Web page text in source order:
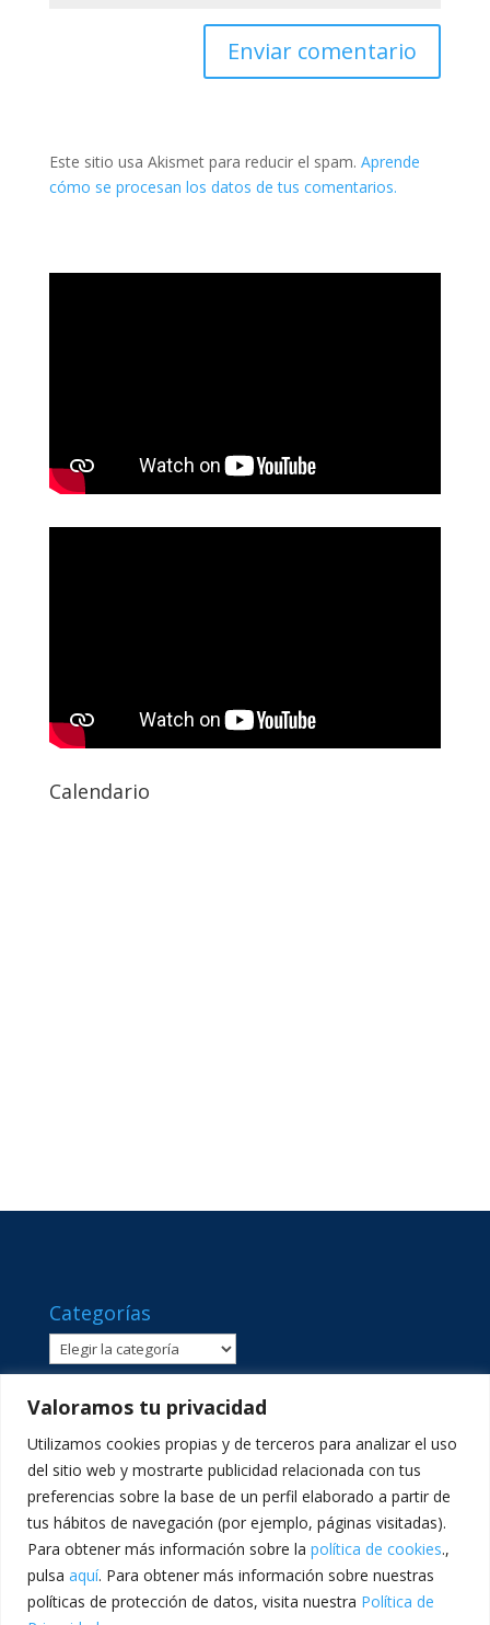
Valoramos tu privacidad
Utilizamos cookies propias y de terceros para analizar el uso
del sitio web y mostrarte publicidad relacionada con tus
preferencias sobre la base de un perfil elaborado a partir de
tus hábitos de navegación (por ejemplo, páginas visitadas).
Para obtener más información sobre la política de cookies.,
pulsa aquí. Para obtener más información sobre nuestras
políticas de protección de datos, visita nuestra Política de
Este sitio usa Akismet para reducir el spam. Aprende
cómo se procesan los datos de tus comentarios.
Calendario
Categorías
Categorías
C/ Sant Lluís Beltrán, 8 · 46980 · Paterna, València ·